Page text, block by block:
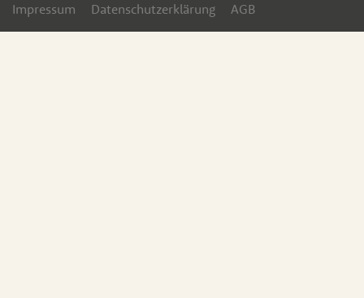
Impressum
Datenschutzerklärung AGB